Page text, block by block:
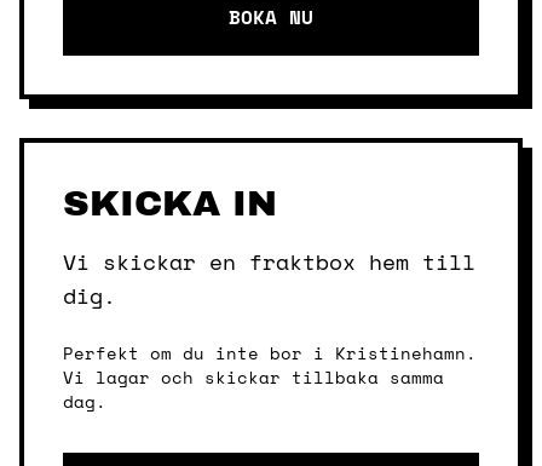
BOKA NU
SKICKA IN
Vi skickar en fraktbox hem till
dig.
Perfekt om du inte bor i Kristinehamn.
Vi lagar och skickar tillbaka samma
dag.